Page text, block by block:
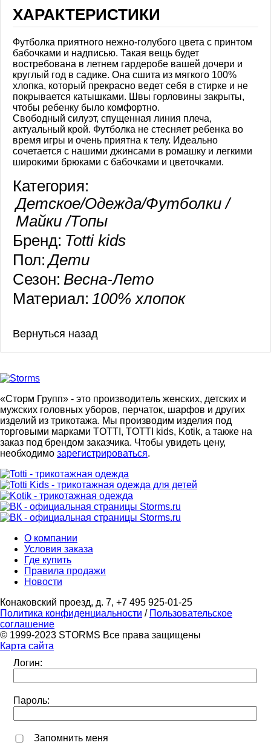
ХАРАКТЕРИСТИКИ
Футболка приятного нежно-голубого цвета с принтом
бабочками и надписью. Такая вещь будет
востребована в летнем гардеробе вашей дочери и
круглый год в садике. Она сшита из мягкого 100%
хлопка, который прекрасно ведет себя в стирке и не
покрывается катышками. Швы горловины закрыты,
чтобы ребенку было комфортно.
Свободный силуэт, спущенная линия плеча,
актуальный крой. Футболка не стесняет ребенка во
время игры и очень приятна к телу. Идеально
сочетается с нашими джинсами в ромашку и легкими
широкими брюками с бабочками и цветочками.
Категория:
Детское/Одежда/Футболки /
Майки /Топы
Бренд: Totti kids
Пол: Дети
Сезон: Весна-Лето
Материал: 100% хлопок
«Сторм Групп» - это производитель женских, детских и
мужских головных уборов, перчаток, шарфов и других
изделий из трикотажа. Мы производим изделия под
торговыми марками TOTTI, TOTTI kids, Kotik, а также на
заказ под брендом заказчика. Чтобы увидеть цену,
необходимо зарегистрироваться.
О компании
Условия заказа
Где купить
Правила продажи
Новости
Конаковский проезд, д. 7, +7 495 925-01-25
Политика конфиденциальности / Пользовательское
соглашение
© 1999-2023 STORMS Все права защищены
Карта сайта
Логин:
Пароль:
Запомнить меня